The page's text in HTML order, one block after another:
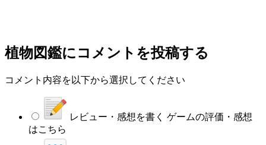
植物図鑑にコメントを投稿する
コメント内容を以下から選択してください
レビュー・感想を書く ゲームの評価・感想
はこちら